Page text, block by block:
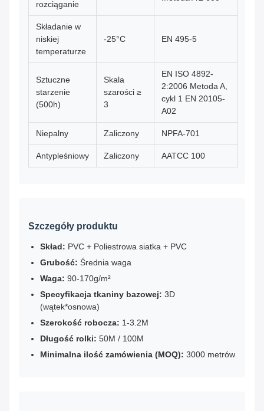
rozciąganie
Składanie w
niskiej
temperaturze
-25°C EN 495-5
Sztuczne
starzenie
(500h)
Skala
szarości ≥
3
EN ISO 4892-
2:2006 Metoda A,
cykl 1 EN 20105-
A02
Niepalny Zaliczony NPFA-701
Antypleśniowy Zaliczony AATCC 100
Szczegóły produktu
Skład: PVC + Poliestrowa siatka + PVC
Grubość: Średnia waga
Waga: 90-170g/m²
Specyfikacja tkaniny bazowej: 3D
(wątek*osnowa)
Szerokość robocza: 1-3.2M
Długość rolki: 50M / 100M
Minimalna ilość zamówienia (MOQ): 3000 metrów